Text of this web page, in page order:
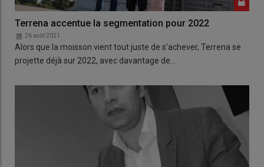
Terrena accentue la segmentation pour 2022
26 août 2021
Alors que la moisson vient tout juste de s’achever, Terrena se
projette déjà sur 2022, avec davantage de…